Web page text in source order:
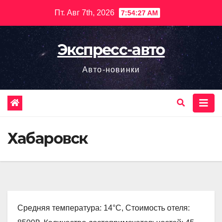
содержимому
Пт. Авг 7th, 2026 7:54:28 AM
Экспресс-авто
Авто-новинки
Хабаровск
Средняя температура: 14°C, Стоимость отеля: